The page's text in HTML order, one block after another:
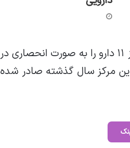
رییس مرکز رشد فرآورده های دارویی با بیان این‌که این مرکز ۱۱ دارو را به صورت انحصاری در
از محصولات این مرکز سال گذشته صادر شده